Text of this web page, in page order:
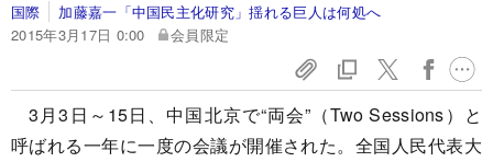
国際
加藤嘉一「中国民主化研究」揺れる巨人は何処へ
2015年3月17日 0:00
会員限定
3月3日～15日、中国北京で“両会”（Two Sessions）と
呼ばれる一年に一度の会議が開催された。全国人民代表大